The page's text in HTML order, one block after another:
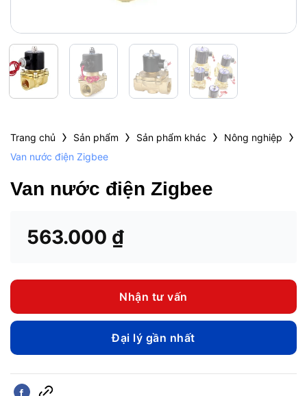
Trang chủ › Sản phẩm › Sản phẩm khác › Nông nghiệp ›
Van nước điện Zigbee
Van nước điện Zigbee
563.000 ₫
Nhận tư vấn
Đại lý gần nhất